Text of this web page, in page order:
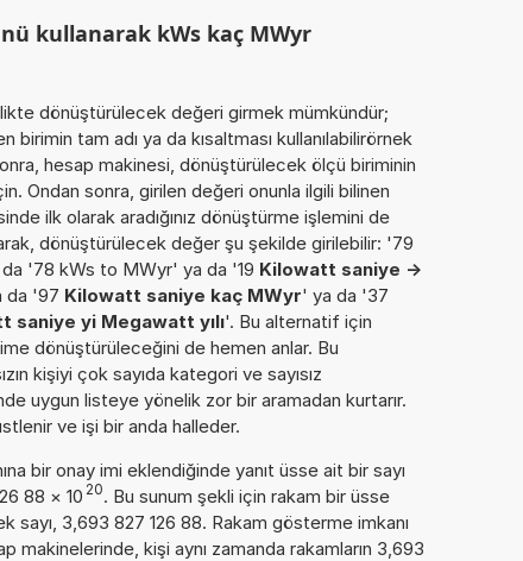
kullanarak kWs kaç MWyr
dönüştürülecek değeri girmek mümkündür;
tam adı ya da kısaltması kullanılabilirörnek
hesap makinesi, dönüştürülecek ölçü biriminin
Ondan sonra, girilen değeri onunla ilgili bilinen
ilk olarak aradığınız dönüştürme işlemini de
dönüştürülecek değer şu şekilde girilebilir: '79
'78 kWs to MWyr' ya da '19 Kilowatt saniye ->
da '97 Kilowatt saniye kaç MWyr' ya da '37
saniye yi Megawatt yılı'. Bu alternatif için
dönüştürüleceğini de hemen anlar. Bu
kişiyi çok sayıda kategori ve sayısız
uygun listeye yönelik zor bir aramadan kurtarır.
ve işi bir anda halleder.
bir onay imi eklendiğinde yanıt üsse ait bir sayı
88 × 10 20. Bu sunum şekli için rakam bir üsse
sayı, 3,693 827 126 88. Rakam gösterme imkanı
makinelerinde, kişi aynı zamanda rakamların 3,693